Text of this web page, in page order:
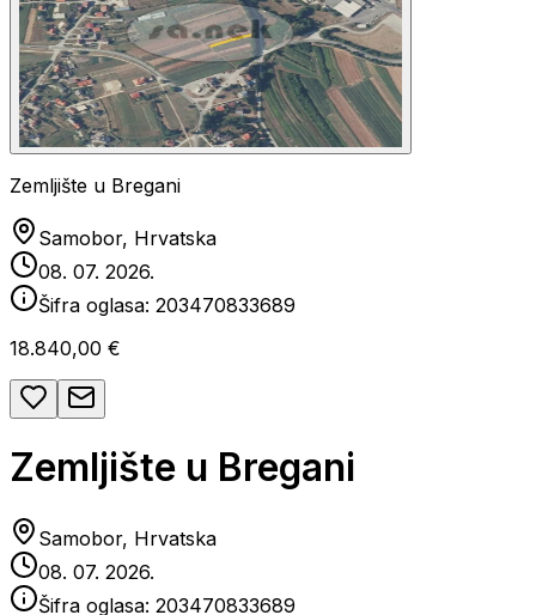
Zemljište u Bregani
Samobor, Hrvatska
08. 07. 2026.
Šifra oglasa: 203470833689
18.840,00 €
Zemljište u Bregani
Samobor, Hrvatska
08. 07. 2026.
Šifra oglasa: 203470833689